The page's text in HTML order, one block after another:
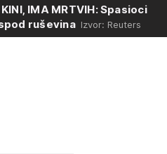
KINI, IMA MRTVIH: Spasioci
ruševinaIzvor: Reuters